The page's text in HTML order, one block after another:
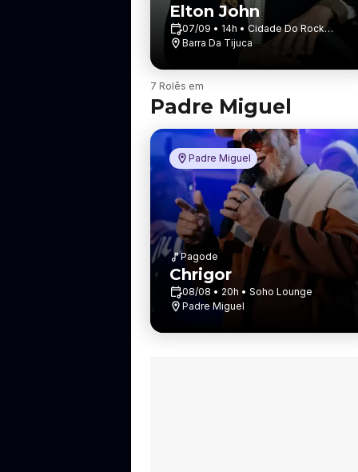
Elton John
07/09 • 14h • Cidade Do Rock
(parque Olímpico Do Ri...
Barra Da Tijuca
B
a
i
r
o
7 Rolês em
Padre Miguel
Padre Miguel
Pagode
Chrigor
08/08 • 20h • Soho Lounge
Padre Miguel